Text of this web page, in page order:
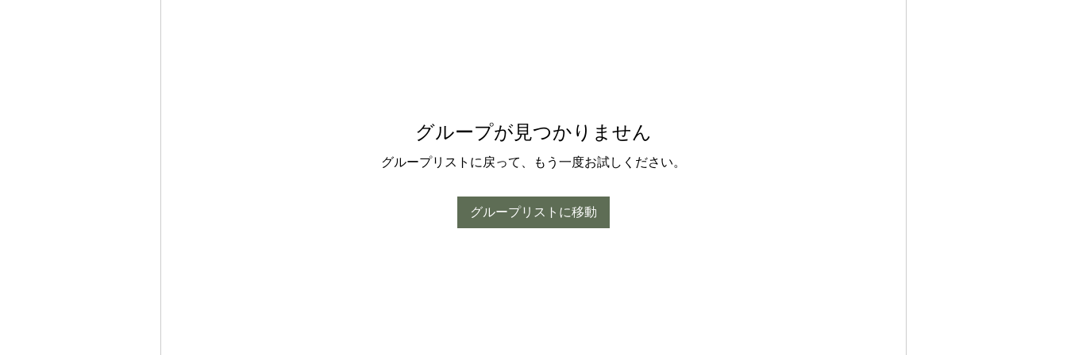
グループが見つかりません
グループリストに戻って、もう一度お試しください。
グループリストに移動